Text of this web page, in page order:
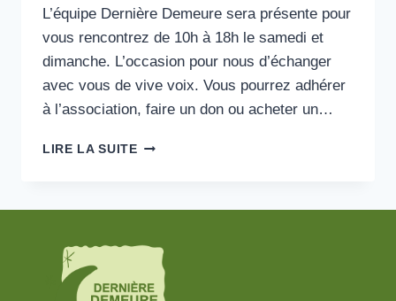
L’équipe Dernière Demeure sera présente pour
vous rencontrez de 10h à 18h le samedi et
dimanche. L’occasion pour nous d’échanger
avec vous de vive voix. Vous pourrez adhérer
à l’association, faire un don ou acheter un…
LIRE LA SUITEMARCHÉ